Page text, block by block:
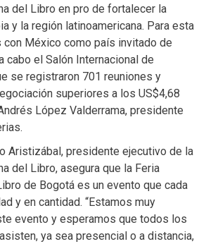
del Libro en pro de fortalecer la
y la región latinoamericana. Para esta
con México como país invitado de
cabo el Salón Internacional de
se registraron 701 reuniones y
superiores a los US$4,68
López Valderrama, presidente
Aristizábal, presidente ejecutivo de la
del Libro, asegura que la Feria
de Bogotá es un evento que cada
y en cantidad. “Estamos muy
evento y esperamos que todos los
ya sea presencial o a distancia,